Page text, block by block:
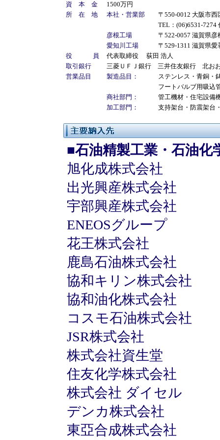
資 本 金
1500万円
所 在 地
本社・営業部
〒550-0012 大阪市
TEL：(06)6531-7274
彦根工場
〒522-0057 滋賀県
愛知川工場
〒529-1311 滋賀県
役 員
代表取締役 荻田 浩人
取引銀行
三菱ＵＦＪ銀行 三井住友銀行 北お
営業品目
製造品目：
ステンレス・青銅・
フートバルブ用吸込
商社部門：
管工機材・住宅設備
加工部門： 支持架台・防震架台
■石油精製工業・石油化
旭化成株式会社
出光興産株式会社
宇部興産株式会社
ENEOSグループ
花王株式会社
鹿島石油株式会社
協和キリン株式会社
協和油化株式会社
コスモ石油株式会社
JSR株式会社
株式会社資生堂
住友化学株式会社
株式会社 ダイセル
デンカ株式会社
東亞合成株式会社